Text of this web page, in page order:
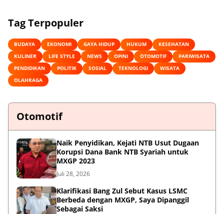
Tag Terpopuler
BUDAYA EKONOMI GAYA HIDUP HUKUM
KESEHATAN
KULINER
LIFE STYLE NEWS OPINI OTOMOTIF
PARIWISATA
PENDIDIKAN
POLITIK SOSIAL TEKNOLOGI
WISATA
OLAHRAGA
Otomotif
Naik Penyidikan, Kejati NTB Usut Dugaan
Korupsi Dana Bank NTB Syariah untuk
MXGP 2023
Juli 28, 2026
Klarifikasi Bang Zul Sebut Kasus LSMC
Berbeda dengan MXGP, Saya Dipanggil
Sebagai Saksi